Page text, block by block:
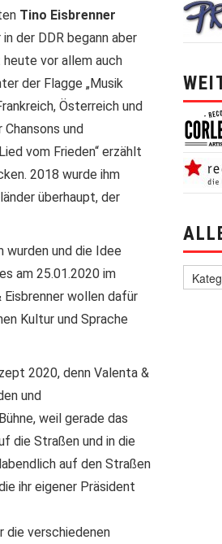
Tino Eisbrenner
der DDR begann aber
vor allem auch
der Flagge „Musik
Österreich und
und
vom Frieden“ erzählt
2018 wurde ihm
überhaupt, der
wurden und die Idee
am 25.01.2020 im
Eisbrenner wollen dafür
Kultur und Sprache
2020, denn Valenta &
und
weil gerade das
die Straßen und in die
auf den Straßen
ihr eigener Präsident
die verschiedenen